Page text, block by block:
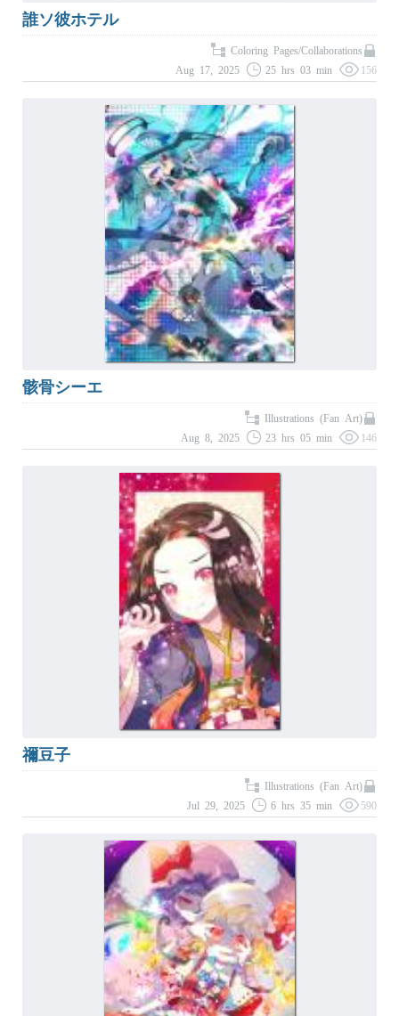
誰ソ彼ホテル
Coloring Pages/Collaborations
Aug 17, 2025
25 hrs 03 min 156
骸骨シーエ
Illustrations (Fan Art)
Aug 8, 2025
23 hrs 05 min 146
禰豆子
Illustrations (Fan Art)
Jul 29, 2025
6 hrs 35 min 590